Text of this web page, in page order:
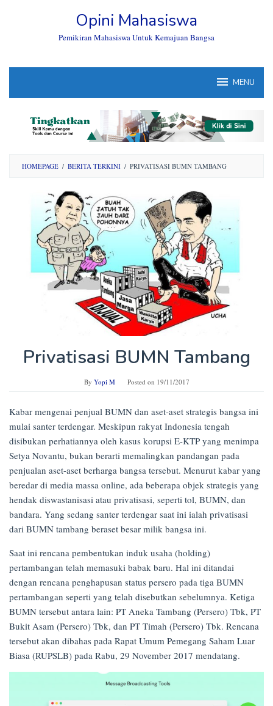
Opini Mahasiswa
Pemikiran Mahasiswa Untuk Kemajuan Bangsa
MENU
HOMEPAGE / BERITA TERKINI / PRIVATISASI BUMN TAMBANG
Privatisasi BUMN Tambang
By Yopi M Posted on 19/11/2017
Kabar mengenai penjual BUMN dan aset-aset strategis bangsa ini
mulai santer terdengar. Meskipun rakyat Indonesia tengah
disibukan perhatiannya oleh kasus korupsi E-KTP yang menimpa
Setya Novantu, bukan berarti memalingkan pandangan pada
penjualan aset-aset berharga bangsa tersebut. Menurut kabar yang
beredar di media massa online, ada beberapa objek strategis yang
hendak diswastanisasi atau privatisasi, seperti tol, BUMN, dan
bandara. Yang sedang santer terdengar saat ini ialah privatisasi
dari BUMN tambang beraset besar milik bangsa ini.
Saat ini rencana pembentukan induk usaha (holding)
pertambangan telah memasuki babak baru. Hal ini ditandai
dengan rencana penghapusan status persero pada tiga BUMN
pertambangan seperti yang telah disebutkan sebelumnya. Ketiga
BUMN tersebut antara lain: PT Aneka Tambang (Persero) Tbk, PT
Bukit Asam (Persero) Tbk, dan PT Timah (Persero) Tbk. Rencana
tersebut akan dibahas pada Rapat Umum Pemegang Saham Luar
Biasa (RUPSLB) pada Rabu, 29 November 2017 mendatang.